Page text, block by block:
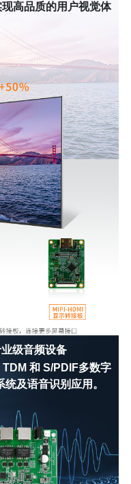
高品质的用户视觉体
级音频设备
和 S/PDIF多数字
及语音识别应用。